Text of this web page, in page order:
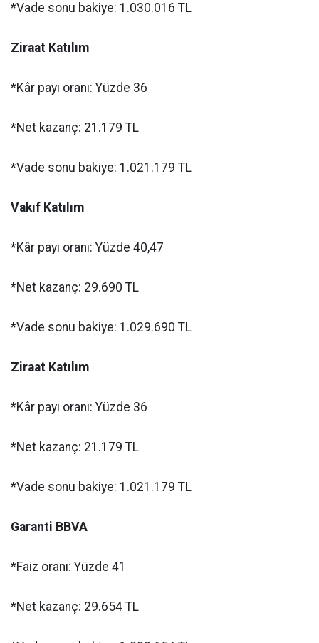
*Vade sonu bakiye: 1.030.016 TL
Ziraat Katılım
*Kâr payı oranı: Yüzde 36
*Net kazanç: 21.179 TL
*Vade sonu bakiye: 1.021.179 TL
Vakıf Katılım
*Kâr payı oranı: Yüzde 40,47
*Net kazanç: 29.690 TL
*Vade sonu bakiye: 1.029.690 TL
Ziraat Katılım
*Kâr payı oranı: Yüzde 36
*Net kazanç: 21.179 TL
*Vade sonu bakiye: 1.021.179 TL
Garanti BBVA
*Faiz oranı: Yüzde 41
*Net kazanç: 29.654 TL